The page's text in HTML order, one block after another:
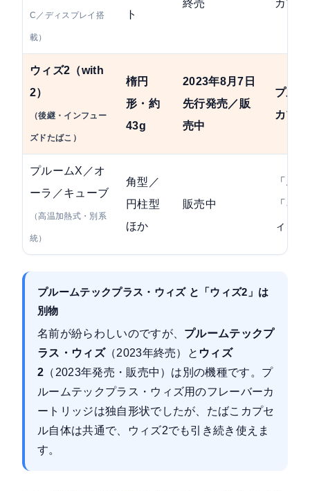
C／ディスプレイ搭
載）
ト
終売
カプ
ウィズ2（with
2）
（後継・インフュー
ズドたばこ）
楕円
形・約
43g
2023年8月7日
先行発売／販
売中
プル
カプ
プルームX／オ
ーラ／キューブ
（高温加熱式・別系
統）
角型／
円柱型
ほか
販売中
「エ
「キ
ィック
プルームテックプラス・ウィズ と「ウィズ2」は
別物
名前が紛らわしいのですが、 プルームテックプ
ラス・ウィズ（2023年終売）と ウィズ
2 （2023年発売・販売中）は別の機種です。プ
ルームテックプラス・ウィズ用のフレーバーカ
ートリッジは独自形状でしたが、たばこカプセ
ル自体は共通で、ウィズ2でも引き続き使えま
す。